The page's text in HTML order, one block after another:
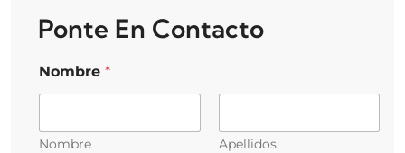
Ponte En Contacto
Nombre *
Nombre Apellidos